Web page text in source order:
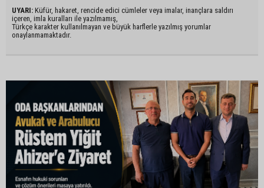
UYARI: Küfür, hakaret, rencide edici cümleler veya imalar, inançlara saldırı
içeren, imla kuralları ile yazılmamış,
Türkçe karakter kullanılmayan ve büyük harflerle yazılmış yorumlar
onaylanmamaktadır.